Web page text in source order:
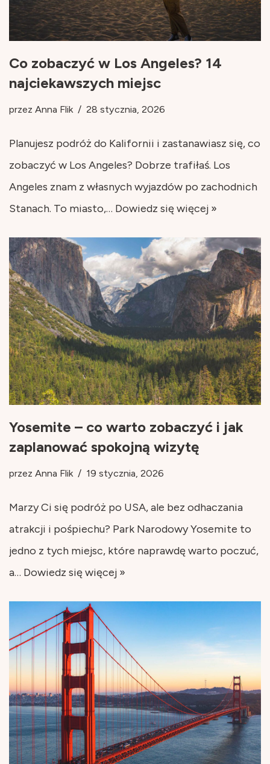
Co zobaczyć w Los Angeles? 14
najciekawszych miejsc
przez Anna Flik 28 stycznia, 2026
Planujesz podróż do Kalifornii i zastanawiasz się, co
zobaczyć w Los Angeles? Dobrze trafiłaś. Los
Angeles znam z własnych wyjazdów po zachodnich
Stanach. To miasto,… Dowiedz się więcej »
Yosemite – co warto zobaczyć i jak
zaplanować spokojną wizytę
przez Anna Flik 19 stycznia, 2026
Marzy Ci się podróż po USA, ale bez odhaczania
atrakcji i pośpiechu? Park Narodowy Yosemite to
jedno z tych miejsc, które naprawdę warto poczuć,
a… Dowiedz się więcej »